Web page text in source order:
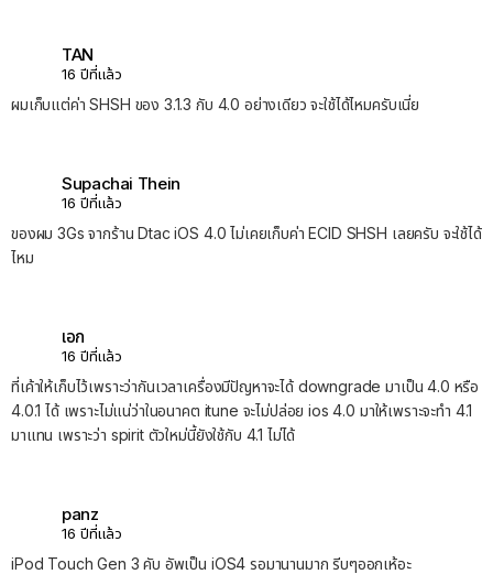
TAN
16 ปีที่แล้ว
ผมเก็บแต่ค่า SHSH ของ 3.1.3 กับ 4.0 อย่างเดียว จะใช้ได้ไหมครับเนี่ย
Supachai Thein
16 ปีที่แล้ว
ของผม 3Gs จากร้าน Dtac iOS 4.0 ไม่เคยเก็บค่า ECID SHSH เลยครับ จะใช้ได้
ไหม
เอก
16 ปีที่แล้ว
ที่เค้าให้เก็บไว้เพราะว่ากันเวลาเครื่องมีปัญหาจะได้ downgrade มาเป็น 4.0 หรือ
4.0.1 ได้ เพราะไม่แน่ว่าในอนาคต itune จะไม่ปล่อย ios 4.0 มาให้เพราะจะทำ 4.1
มาแทน เพราะว่า spirit ตัวใหม่นี้ยังใช้กับ 4.1 ไม่ได้
panz
16 ปีที่แล้ว
iPod Touch Gen 3 คับ อัพเป็น iOS4 รอมานานมาก รีบๆออกเห้อะ